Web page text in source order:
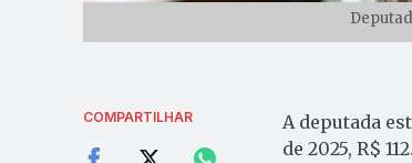
COMPARTILHAR
A deputada
de 2025, R$